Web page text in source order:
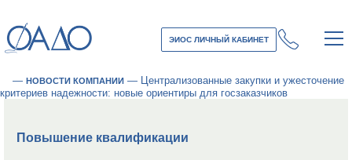
ЭИОС ЛИЧНЫЙ КАБИНЕТ
— НОВОСТИ КОМПАНИИ — Централизованные закупки и ужесточение
критериев надежности: новые ориентиры для госзаказчиков
Повышение квалификации